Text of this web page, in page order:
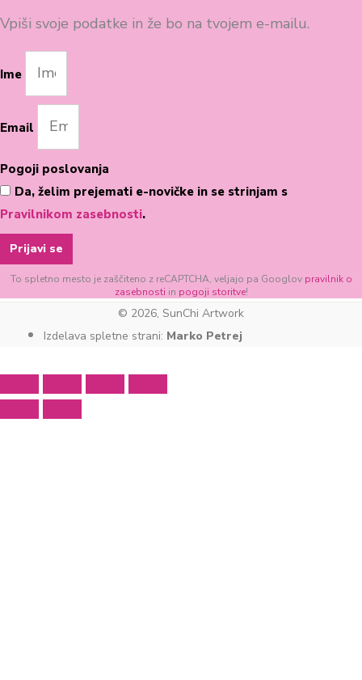
Vpiši svoje podatke in že bo na tvojem e-mailu.
Ime
Email
Pogoji poslovanja
Da, želim prejemati e-novičke in se strinjam s
Pravilnikom zasebnosti.
Prijavi se
To spletno mesto je zaščiteno z reCAPTCHA, veljajo pa Googlov pravilnik o
zasebnosti in pogoji storitve!
© 2026, SunChi Artwork
Izdelava spletne strani: Marko Petrej